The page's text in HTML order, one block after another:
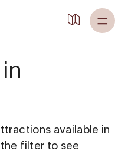
available in
filter to see